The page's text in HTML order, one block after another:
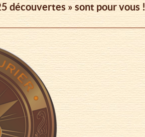
découvertes » sont pour vous !